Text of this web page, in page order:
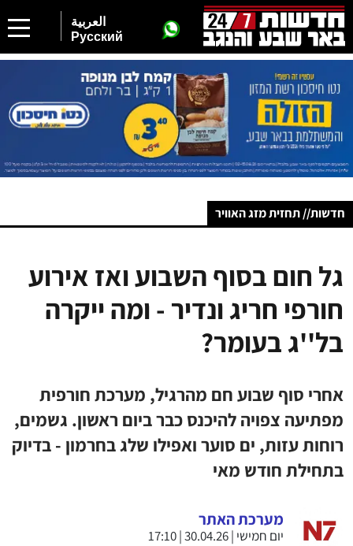
العربية
Русский
חדשות// תחזית מזג האוויר
גל חום בסוף השבוע ואז אירוע
חורפי חריג ונדיר - ומה ייקרה
בל''ג בעומר?
אחרי סוף שבוע חם מהרגיל, מערכת חורפית
מפתיעה צפויה להיכנס כבר ביום ראשון. גשמים,
רוחות עזות, ים סוער ואפילו שלג בחרמון - בדיוק
בתחילת חודש מאי
מערכת האתר
יום חמישי | 30.04.26 | 17:10